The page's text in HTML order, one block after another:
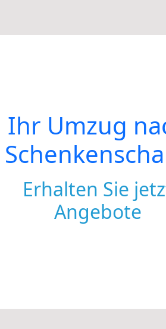
Ihr Umzug
Erhalten Sie
Angebote